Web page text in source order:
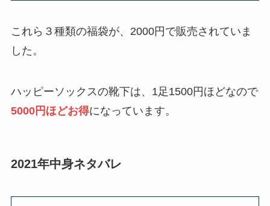
これら３種類の福袋が、2000円で販売されていま
した。
ハッピーソックスの靴下は、1足1500円ほどなので
5000円ほどお得になっています。
2021年中身ネタバレ